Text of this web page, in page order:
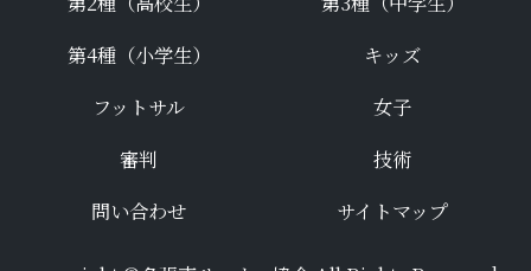
第4種（小学生）
キッズ
フットサル
女子
審判
技術
問い合わせ
サイトマップ